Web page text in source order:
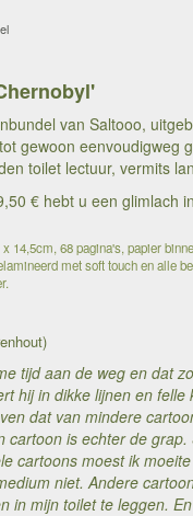
van Saltooo,
gewoon eenvoudigweg
toilet lectuur, vermits
€ hebt u een glimlach
14,5cm, 68 pagina's, papier
met soft touch en alle
tijd aan de weg en dat
hij in dikke lijnen en
dat van mindere
cartoon is echter de
cartoons moest ik
niet. Andere
in mijn toilet te leggen.